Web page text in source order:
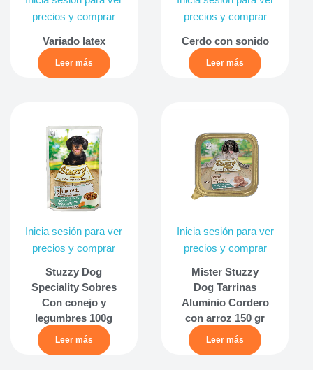
precios y comprar
Variado latex
Leer más
precios y comprar
Cerdo con sonido
Leer más
Inicia sesión para ver
precios y comprar
Stuzzy Dog
Speciality Sobres
Con conejo y
legumbres 100g
Leer más
Inicia sesión para ver
precios y comprar
Mister Stuzzy
Dog Tarrinas
Aluminio Cordero
con arroz 150 gr
Leer más